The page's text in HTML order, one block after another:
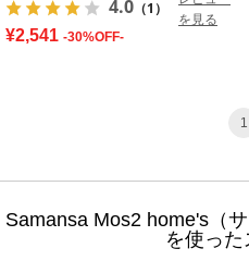
4.0 （1）
を見る
¥2,541 -30%OFF-
1
Samansa Mos2 home's（
を使っ